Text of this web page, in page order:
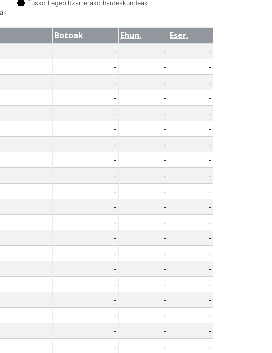
Eusko Legebiltzarrerako hauteskundeak
Botoak Ehun.
Eser.
- -
-
- -
-
- -
-
- -
-
- -
-
- -
-
- -
-
- -
-
- -
-
- -
-
- -
-
- -
-
- -
-
- -
-
- -
-
- -
-
- -
-
- -
-
- -
-
- -
-